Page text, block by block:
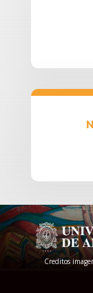
Creditos